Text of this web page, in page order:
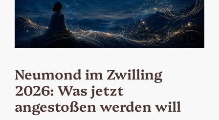
Neumond im Zwilling
2026: Was jetzt
angestoßen werden will